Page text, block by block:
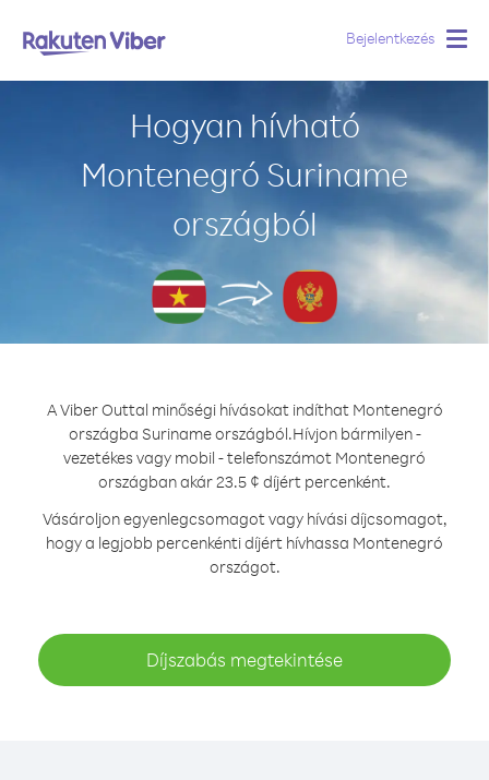
Bejelentkezés
Hogyan hívható
Montenegró Suriname
országból
A Viber Outtal minőségi hívásokat indíthat Montenegró
országba Suriname országból.Hívjon bármilyen -
vezetékes vagy mobil - telefonszámot Montenegró
országban akár 23.5 ¢ díjért percenként.
Vásároljon egyenlegcsomagot vagy hívási díjcsomagot,
hogy a legjobb percenkénti díjért hívhassa Montenegró
országot.
Díjszabás megtekintése